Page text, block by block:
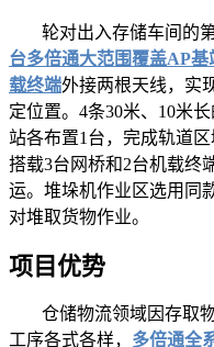
轮对出入存储车间的
台多倍通大范围覆盖AP基
载终端外接两根天线，实
定位置。4条30米、10米
站各布置1台，完成轨道
搭载3台网桥和2台机载终
运。堆垛机作业区选用同
对堆取货物作业。
项目优势
仓储物流领域因存取
工序各式各样， 多倍通全